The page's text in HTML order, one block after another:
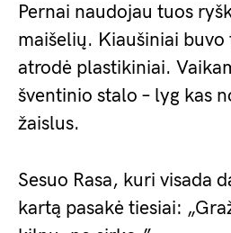
Pernai naudojau tuos
maišelių. Kiaušiniai
atrodė plastikiniai.
šventinio stalo – lyg kas
žaislus.
Sesuo Rasa, kuri visada
kartą pasakė tiesiai: